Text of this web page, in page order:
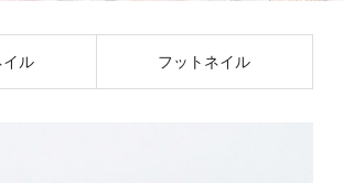
ル フットネイル